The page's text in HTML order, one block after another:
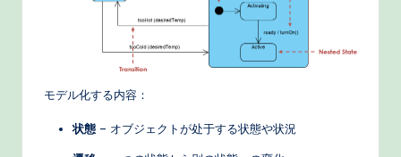
flモデル化する内容：
状態 – オブジェクトが处于する状態や状況